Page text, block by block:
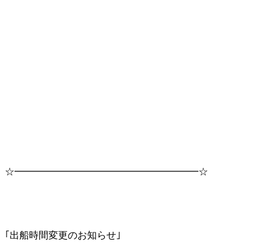
☆━━━━━━━━━━━━━━━━━━━☆
｢出船時間変更のお知らせ｣